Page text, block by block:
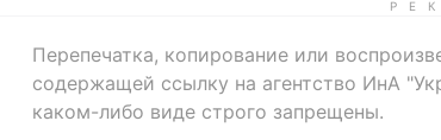
Перепечатка, копирование или
содержащей ссылку на агентство ИнА
каком-либо виде строго запрещены.